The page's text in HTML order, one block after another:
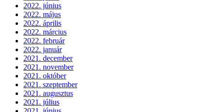
2022. június
2022. május
2022. április
2022. március
2022. február
2022. január
2021. december
2021. november
2021. október
2021. szeptember
2021. augusztus
2021. július